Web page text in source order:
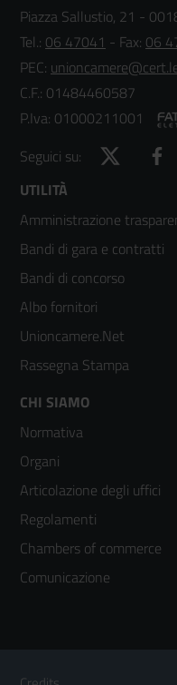
Piazza Sallustio, 21 -
Tel.: 06 47041 - Fax: 06
PEC:
C.F.: 01484460587
P.Iva: 01000211001
Seguici su:
Twitter
Footer
menù
colonna
2
UTILITÀ
Amministrazione
Bandi di gara e contratti
Bandi di concorso
Albo fornitori
Unioncamere.Net
Rassegna Stampa
Footer
menù
colonna
3
CHI SIAMO
Normativa
Organi
Articolazione degli uffici
Regolamenti
Chambers of commerce
Comunicazione
Footer